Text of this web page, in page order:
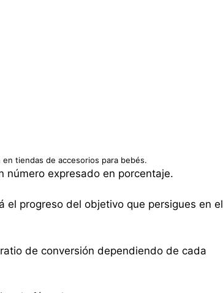
tiendas de accesorios para bebés.
número expresado en porcentaje.
el progreso del objetivo que persigues en el
de conversión dependiendo de cada